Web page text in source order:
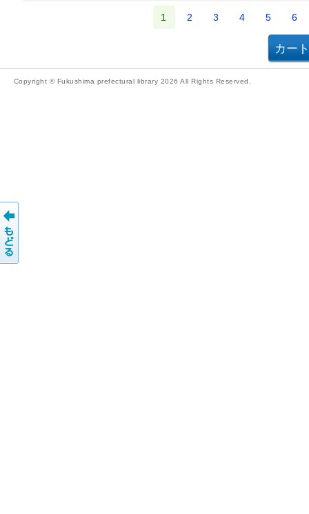
1 2 3 4 5 6
Copyright © Fukushima prefectural library 2026 All Rights Reserved.